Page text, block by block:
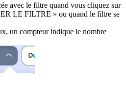
avec le filtre quand vous cliquez sur
LE FILTRE » ou quand le filtre se
un compteur indique le nombre